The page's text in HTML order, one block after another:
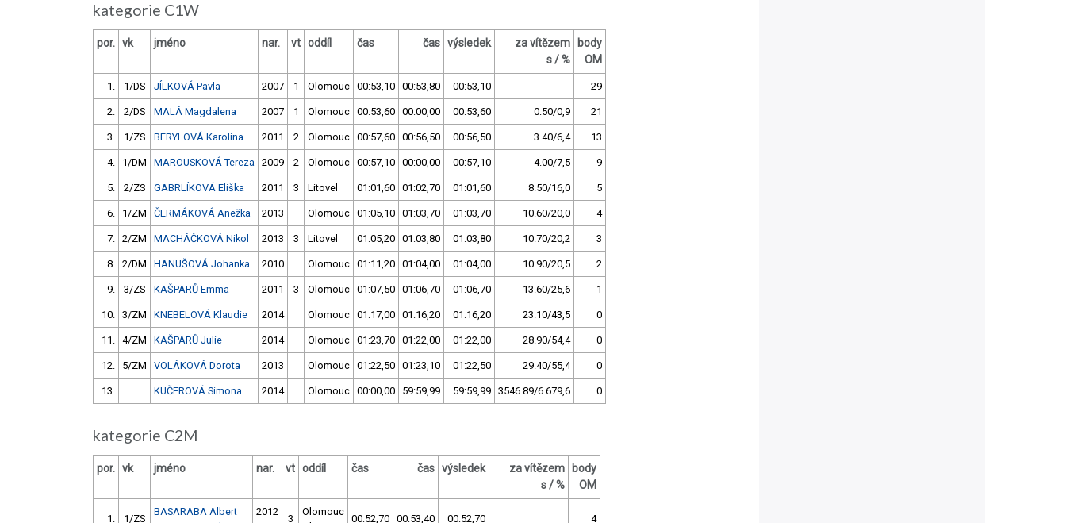
kategorie C1W
por. vk jméno nar. vt oddíl čas čas výsledek
za vítězem
s / %
body
OM
1. 1/DS JÍLKOVÁ Pavla 2007 1 Olomouc 00:53,10 00:53,80 00:53,10 29
2. 2/DS MALÁ Magdalena 2007 1 Olomouc 00:53,60 00:00,00 00:53,60 0.50/0,9 21
3. 1/ZS BERYLOVÁ Karolína 2011 2 Olomouc 00:57,60 00:56,50 00:56,50 3.40/6,4 13
4. 1/DM MAROUSKOVÁ Tereza 2009 2 Olomouc 00:57,10 00:00,00 00:57,10 4.00/7,5 9
5. 2/ZS GABRLÍKOVÁ Eliška 2011 3 Litovel 01:01,60 01:02,70 01:01,60 8.50/16,0 5
6. 1/ZM ČERMÁKOVÁ Anežka 2013 Olomouc 01:05,10 01:03,70 01:03,70 10.60/20,0 4
7. 2/ZM MACHÁČKOVÁ Nikol 2013 3 Litovel 01:05,20 01:03,80 01:03,80 10.70/20,2 3
8. 2/DM HANUŠOVÁ Johanka 2010 Olomouc 01:11,20 01:04,00 01:04,00 10.90/20,5 2
9. 3/ZS KAŠPARŮ Emma 2011 3 Olomouc 01:07,50 01:06,70 01:06,70 13.60/25,6 1
10. 3/ZM KNEBELOVÁ Klaudie 2014 Olomouc 01:17,00 01:16,20 01:16,20 23.10/43,5 0
11. 4/ZM KAŠPARŮ Julie 2014 Olomouc 01:23,70 01:22,00 01:22,00 28.90/54,4 0
12. 5/ZM VOLÁKOVÁ Dorota 2013 Olomouc 01:22,50 01:23,10 01:22,50 29.40/55,4 0
13. KUČEROVÁ Simona 2014 Olomouc 00:00,00 59:59,99 59:59,99 3546.89/6.679,6 0
kategorie C2M
por. vk jméno nar. vt oddíl čas čas výsledek
za vítězem
s / %
body
OM
1. 1/ZS
BASARABA Albert
2012
3
Olomouc
00:52,70 00:53,40 00:52,70 4